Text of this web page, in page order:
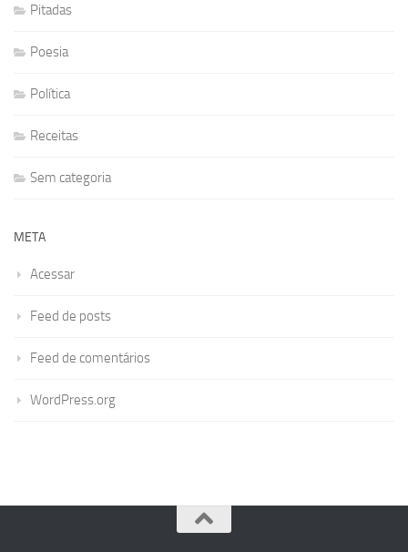
Pitadas
Poesia
Política
Receitas
Sem categoria
META
Acessar
Feed de posts
Feed de comentários
WordPress.org